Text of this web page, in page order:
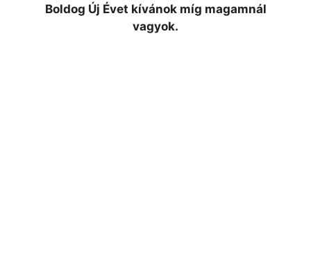
Boldog Új Évet kívánok míg magamnál
vagyok.